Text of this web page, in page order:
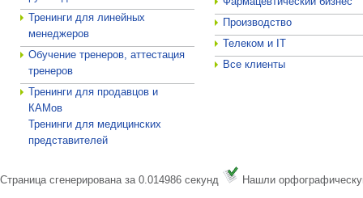
Тренинги для линейных
менеджеров
Обучение тренеров, аттестация
тренеров
Тренинги для продавцов и
КАМов
Тренинги для медицинских
представителей
Производство
Телеком и IT
Все клиенты
Страница сгенерирована за 0.014986 секунд Нашли